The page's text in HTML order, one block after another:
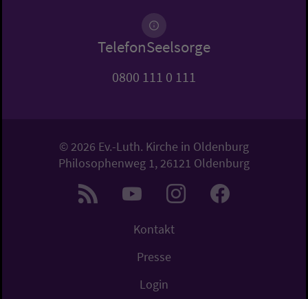
TelefonSeelsorge
0800 111 0 111
© 2026 Ev.-Luth. Kirche in Oldenburg
Philosophenweg 1, 26121 Oldenburg
Kontakt
Presse
Login